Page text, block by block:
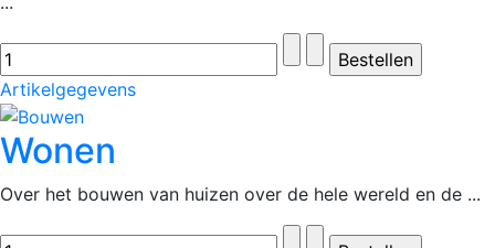
Artikelgegevens
Wonen
Over het bouwen van huizen over de hele wereld en de ...